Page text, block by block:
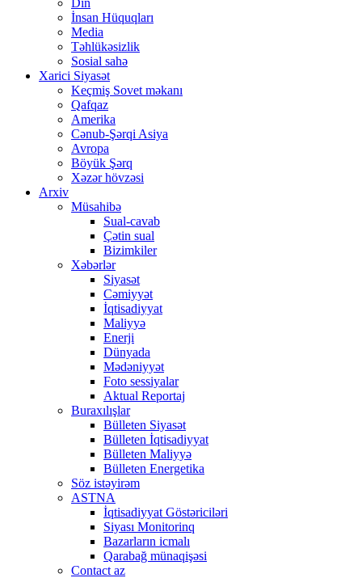
Din
İnsan Hüquqları
Media
Təhlükəsizlik
Sosial sahə
Xarici Siyasət
Keçmiş Sovet məkanı
Qafqaz
Amerika
Cənub-Şərqi Asiya
Avropa
Böyük Şərq
Xəzər hövzəsi
Arxiv
Müsahibə
Sual-cavab
Çətin sual
Bizimkiler
Xəbərlər
Siyasət
Cəmiyyət
İqtisadiyyat
Maliyyə
Enerji
Dünyada
Mədəniyyət
Foto sessiyalar
Aktual Reportaj
Buraxılışlar
Bülleten Siyasət
Bülleten İqtisadiyyat
Bülleten Maliyyə
Bülleten Energetika
Söz istəyirəm
ASTNA
İqtisadiyyat Göstəriciləri
Siyası Monitorinq
Bazarların icmalı
Qarabağ münaqişəsi
Contact az